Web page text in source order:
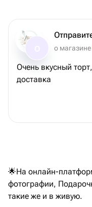
о магазине
Очень вкусный
доставка
🌟На онлайн-
фотографии,
такие же и в живую.